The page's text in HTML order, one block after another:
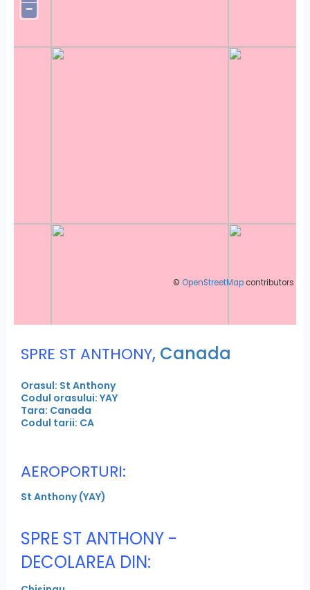
−
© OpenStreetMap contributors
SPRE ST ANTHONY, Canada
Orasul: St Anthony
Codul orasului: YAY
Tara: Canada
Codul tarii: CA
AEROPORTURI:
St Anthony (YAY)
SPRE ST ANTHONY -
DECOLAREA DIN: